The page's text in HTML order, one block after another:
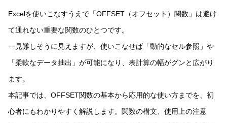
Excelを使いこなすうえで「OFFSET（オフセット）関数」は避け
て通れない重要な関数のひとつです。
一見難しそうに見えますが、使いこなせば「動的なセル参照」や
「柔軟なデータ抽出」が可能になり、表計算の幅がグンと広がり
ます。
本記事では、OFFSET関数の基本から応用的な使い方までを、初
心者にもわかりやすく解説します。関数の構文、使用上の注意